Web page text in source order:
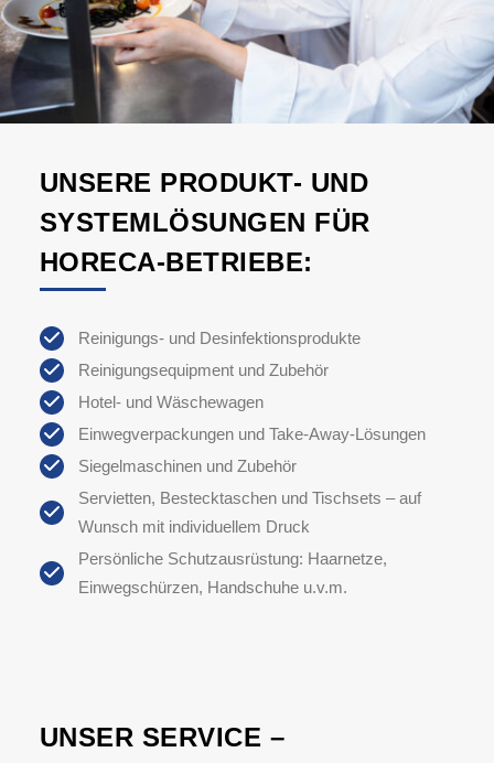
UNSERE PRODUKT- UND
SYSTEMLÖSUNGEN FÜR
HORECA-BETRIEBE:
Reinigungs- und Desinfektionsprodukte
Reinigungsequipment und Zubehör
Hotel- und Wäschewagen
Einwegverpackungen und Take-Away-Lösungen
Siegelmaschinen und Zubehör
Servietten, Bestecktaschen und Tischsets – auf
Wunsch mit individuellem Druck
Persönliche Schutzausrüstung: Haarnetze,
Einwegschürzen, Handschuhe u.v.m.
UNSER SERVICE –